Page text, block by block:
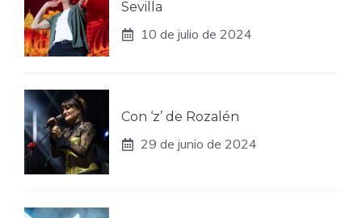
Sevilla
10 de julio de 2024
Con ‘z’ de Rozalén
29 de junio de 2024